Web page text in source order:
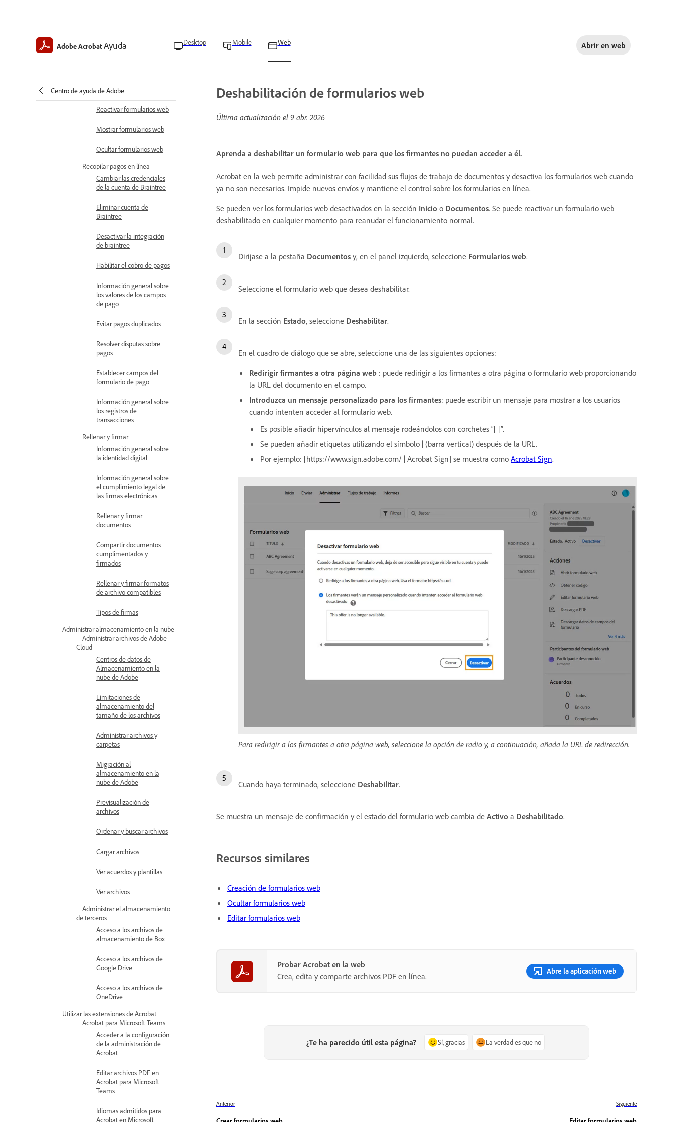
Adobe AcrobatAyuda Desktop Mobile Web Abrir en web
Centro de ayuda de Adobe
Editar formularios web
web
Reactivar formularios web
Mostrar formularios web
Ocultar formularios web
Recopilar pagos en línea
Cambiar las credenciales
de la cuenta de Braintree
Eliminar cuenta de
Braintree
Desactivar la integración
de braintree
Habilitar el cobro de pagos
Información general sobre
los valores de los campos
de pago
Evitar pagos duplicados
Resolver disputas sobre
pagos
Establecer campos del
formulario de pago
Información general sobre
los registros de
transacciones
Rellenar y firmar
Información general sobre
la identidad digital
Información general sobre
el cumplimiento legal de
las firmas electrónicas
Rellenar y firmar
documentos
Compartir documentos
cumplimentados y
firmados
Rellenar y firmar formatos
de archivo compatibles
Tipos de firmas
Administrar almacenamiento en la nube
Administrar archivos de Adobe
Cloud
Centros de datos de
Almacenamiento en la
nube de Adobe
Limitaciones de
almacenamiento del
tamaño de los archivos
Administrar archivos y
carpetas
Migración al
almacenamiento en la
nube de Adobe
Previsualización de
archivos
Ordenar y buscar archivos
Cargar archivos
Ver acuerdos y plantillas
Ver archivos
Administrar el almacenamiento
de terceros
Acceso a los archivos de
almacenamiento de Box
Acceso a los archivos de
Google Drive
Acceso a los archivos de
OneDrive
Utilizar las extensiones de Acrobat
Acrobat para Microsoft Teams
Acceder a la configuración
de la administración de
Acrobat
Editar archivos PDF en
Acrobat para Microsoft
Teams
Idiomas admitidos para
Acrobat en Microsoft
Deshabilitación de formularios web
Última actualización el 9 abr. 2026
Aprenda a deshabilitar un formulario web para que los firmantes no puedan acceder a él.
Acrobat en la web permite administrar con facilidad sus flujos de trabajo de documentos y desactiva los formularios web cuando
ya no son necesarios. Impide nuevos envíos y mantiene el control sobre los formularios en línea.
Se pueden ver los formularios web desactivados en la sección Inicio o Documentos. Se puede reactivar un formulario web
deshabilitado en cualquier momento para reanudar el funcionamiento normal.
Dirijase a la pestaña Documentos y, en el panel izquierdo, seleccione Formularios web.
Seleccione el formulario web que desea deshabilitar.
En la sección Estado, seleccione Deshabilitar.
En el cuadro de diálogo que se abre, seleccione una de las siguientes opciones:
Redirigir firmantes a otra página web : puede redirigir a los firmantes a otra página o formulario web proporcionando
la URL del documento en el campo.
Introduzca un mensaje personalizado para los firmantes: puede escribir un mensaje para mostrar a los usuarios
cuando intenten acceder al formulario web.
Es posible añadir hipervínculos al mensaje rodeándolos con corchetes “[ ]”.
Se pueden añadir etiquetas utilizando el símbolo | (barra vertical) después de la URL.
Por ejemplo: [https://www.sign.adobe.com/ | Acrobat Sign] se muestra como Acrobat Sign.
Para redirigir a los firmantes a otra página web, seleccione la opción de radio y, a continuación, añada la URL de redirección.
Cuando haya terminado, seleccione Deshabilitar.
Se muestra un mensaje de confirmación y el estado del formulario web cambia de Activo a Deshabilitado.
Recursos similares
Creación de formularios web
Ocultar formularios web
Editar formularios web
Probar Acrobat en la web
Crea, edita y comparte archivos PDF en línea.
Abre la aplicación web
¿Te ha parecido útil esta página? Sí, gracias La verdad es que no
Anterior Siguiente